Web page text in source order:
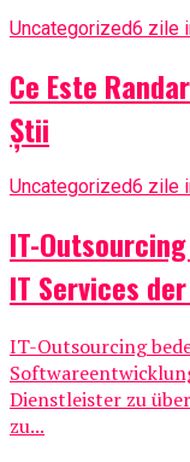
Uncategorized6 zile
Ce Este
Știi
Uncategorized6 zile
IT-
IT Services
IT-Outsourcing
Dienstleister zu
zu...